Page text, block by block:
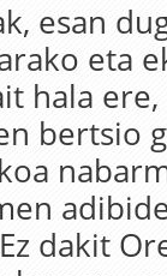
esan
eta
hala
bertsio
dakit